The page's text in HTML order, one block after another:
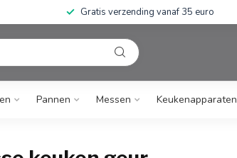
Gratis verzending vanaf 35 euro
Pannen Messen Keukenapparaten